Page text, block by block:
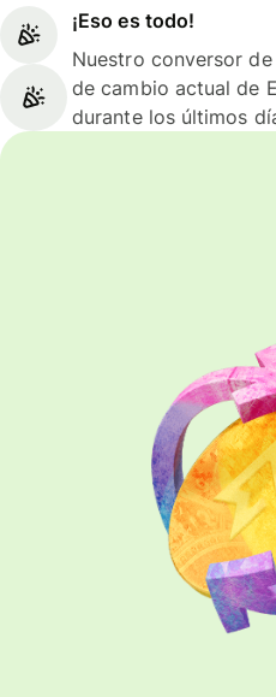
¡Eso es todo!
Nuestro conversor
de cambio actual de
durante los últimos